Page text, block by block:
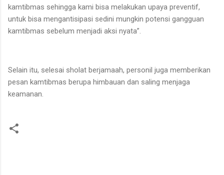
kamtibmas sehingga kami bisa melakukan upaya preventif,
untuk bisa mengantisipasi sedini mungkin potensi gangguan
kamtibmas sebelum menjadi aksi nyata”.
Selain itu, selesai sholat berjamaah, personil juga memberikan
pesan kamtibmas berupa himbauan dan saling menjaga
keamanan.